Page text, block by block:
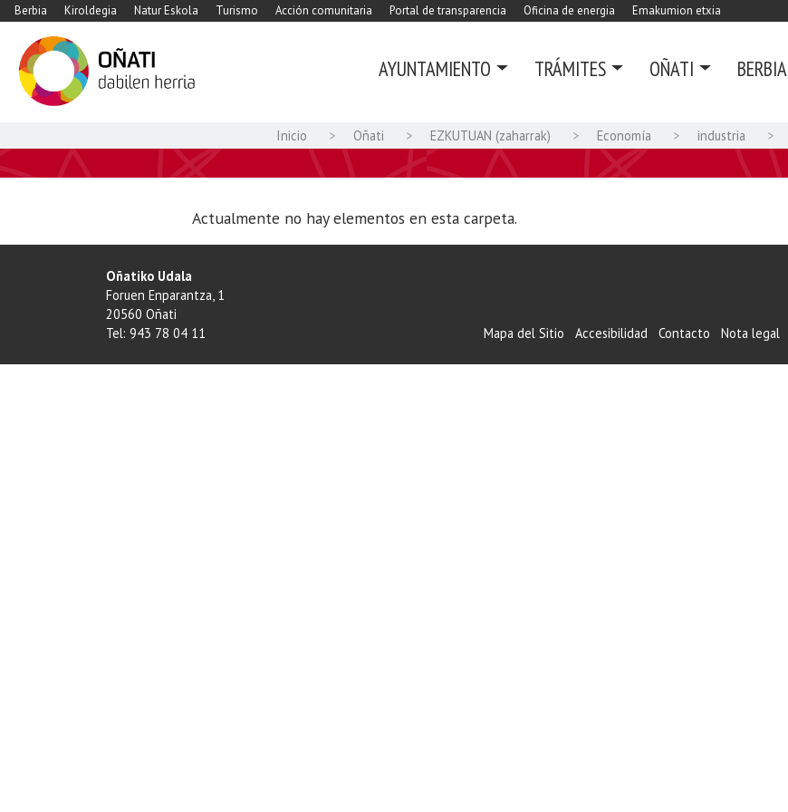
Berbia Kiroldegia Natur Eskola Turismo Acción comunitaria Portal de transparencia Oficina de energia Emakumion etxia
AYUNTAMIENTO TRÁMITES OÑATI BERBIA
Inicio Oñati EZKUTUAN (zaharrak) Economía industria
Actualmente no hay elementos en esta carpeta.
Oñatiko Udala
Foruen Enparantza, 1
20560 Oñati
Tel: 943 78 04 11
Mapa del Sitio Accesibilidad Contacto Nota legal